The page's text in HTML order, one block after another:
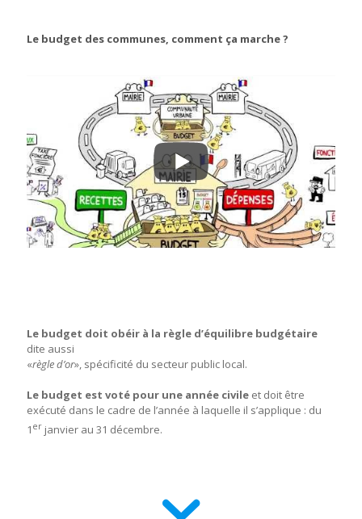
Le budget des communes, comment ça marche ?
Le budget doit obéir à la règle d’équilibre budgétaire
dite aussi
«règle d’or», spécificité du secteur public local.
Le budget est voté pour une année civile et doit être
exécuté dans le cadre de l’année à laquelle il s’applique : du
1 er janvier au 31 décembre.